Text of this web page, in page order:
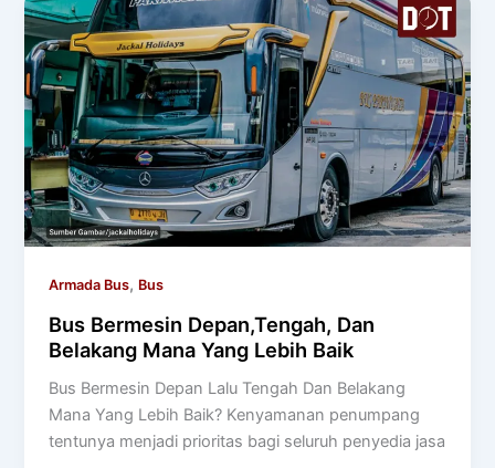
Armada Bus, Bus
Bus Bermesin Depan,Tengah, Dan
Belakang Mana Yang Lebih Baik
Bus Bermesin Depan Lalu Tengah Dan Belakang
Mana Yang Lebih Baik? Kenyamanan penumpang
tentunya menjadi prioritas bagi seluruh penyedia jasa